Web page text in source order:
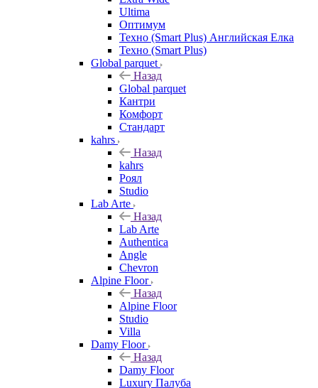
Ultima
Оптимум
Техно (Smart Plus) Английская Елка
Техно (Smart Plus)
Global parquet
Назад
Global parquet
Кантри
Комфорт
Стандарт
kahrs
Назад
kahrs
Роял
Studio
Lab Arte
Назад
Lab Arte
Authentica
Angle
Chevron
Alpine Floor
Назад
Alpine Floor
Studio
Villa
Damy Floor
Назад
Damy Floor
Luxury Палуба